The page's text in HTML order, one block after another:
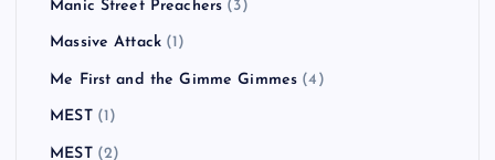
Manic Street Preachers (3)
Massive Attack (1)
Me First and the Gimme Gimmes (4)
MEST(1)
MEST(2)